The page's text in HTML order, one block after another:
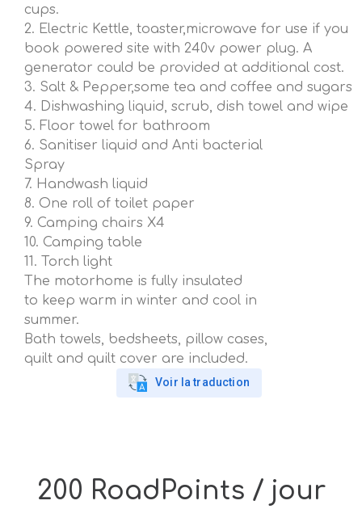
cups.
2. Electric Kettle, toaster,microwave for use if you
book powered site with 240v power plug. A
generator could be provided at additional cost.
3. Salt & Pepper,some tea and coffee and sugars
4. Dishwashing liquid, scrub, dish towel and wipe
5. Floor towel for bathroom
6. Sanitiser liquid and Anti bacterial
Spray
7. Handwash liquid
8. One roll of toilet paper
9. Camping chairs X4
10. Camping table
11. Torch light
The motorhome is fully insulated
to keep warm in winter and cool in
summer.
Bath towels, bedsheets, pillow cases,
quilt and quilt cover are included.
Voir la traduction
200 RoadPoints / jour